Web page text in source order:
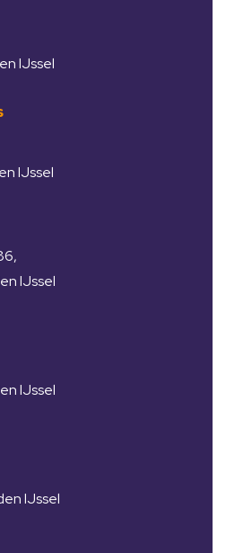
IJssel
IJssel
IJssel
IJssel
IJssel